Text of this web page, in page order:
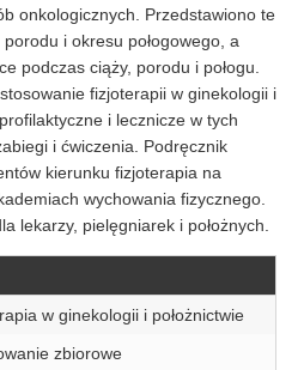
onkologicznych. Przedstawiono te
i okresu połogowego, a
podczas ciąży, porodu i połogu.
fizjoterapii w ginekologii i
i lecznicze w tych
i ćwiczenia. Podręcznik
kierunku fizjoterapia na
wychowania fizycznego.
lekarzy, pielęgniarek i położnych.
w ginekologii i położnictwie
zbiorowe